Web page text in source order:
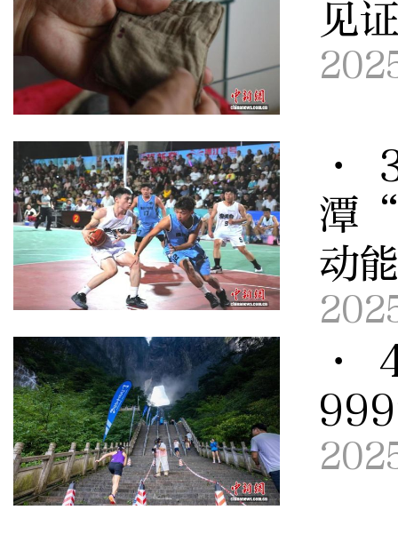
见
·
潭“
动能
·